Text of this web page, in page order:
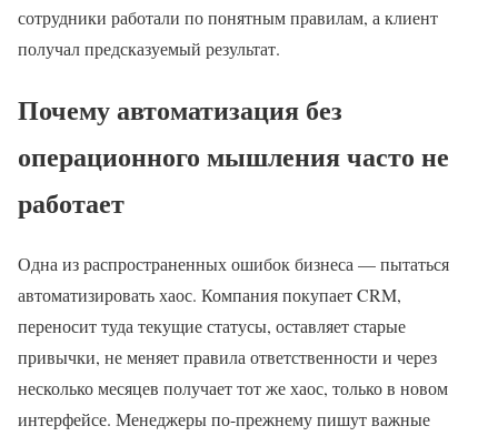
сотрудники работали по понятным правилам, а клиент
получал предсказуемый результат.
Почему автоматизация без
операционного мышления часто не
работает
Одна из распространенных ошибок бизнеса — пытаться
автоматизировать хаос. Компания покупает CRM,
переносит туда текущие статусы, оставляет старые
привычки, не меняет правила ответственности и через
несколько месяцев получает тот же хаос, только в новом
интерфейсе. Менеджеры по-прежнему пишут важные